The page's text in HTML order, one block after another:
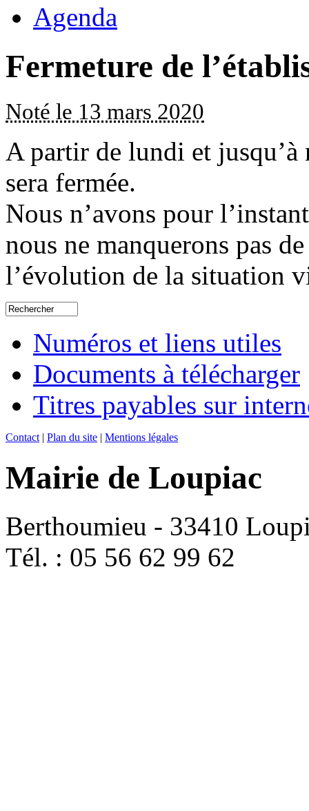
Agenda
Fermeture de
Noté le 13 mars 2020
A partir de lundi et
sera fermée.
Nous n’avons pour
nous ne manquerons pas
l’évolution de la situation
Numéros et liens utiles
Documents à télécharger
Titres payables sur
Contact | Plan du site | Mentions légales
Mairie de Loupiac
Berthoumieu - 33410
Tél. : 05 56 62 99 62